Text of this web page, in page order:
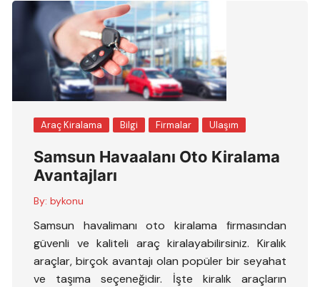
Araç Kiralama Bilgi Firmalar Ulaşım
Samsun Havaalanı Oto Kiralama
Avantajları
By: bykonu
Samsun havalimanı oto kiralama firmasından
güvenli ve kaliteli araç kiralayabilirsiniz. Kiralık
araçlar, birçok avantajı olan popüler bir seyahat
ve taşıma seçeneğidir. İşte kiralık araçların